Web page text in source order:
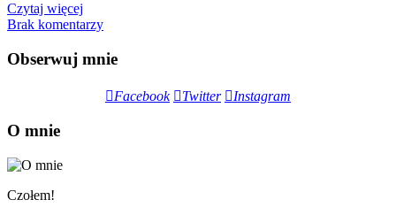
Czytaj więcej
Brak komentarzy
Obserwuj mnie
Facebook Twitter Instagram
O mnie
Czołem!